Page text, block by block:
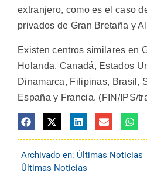
extranjero, como es el caso
privados de Gran Bretaña y
Existen centros similares en
Holanda, Canadá, Estados
Dinamarca, Filipinas, Brasil,
España y Francia. (FIN/IPS/
Archivado en: Últimas Noticias
Últimas Noticias